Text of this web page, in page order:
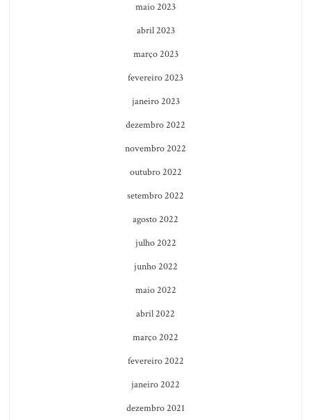
maio 2023
abril 2023
março 2023
fevereiro 2023
janeiro 2023
dezembro 2022
novembro 2022
outubro 2022
setembro 2022
agosto 2022
julho 2022
junho 2022
maio 2022
abril 2022
março 2022
fevereiro 2022
janeiro 2022
dezembro 2021